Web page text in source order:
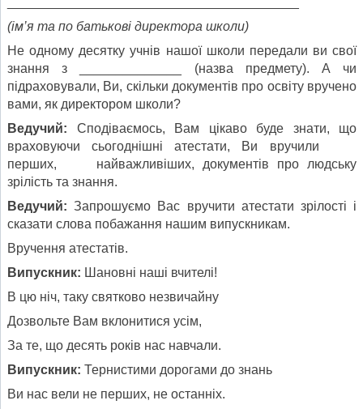
(ім’я та по батькові директора школи)
Не одному десятку учнів нашої школи передали ви свої
знання з ______________ (назва предмету). А чи
підраховували, Ви, скільки документів про освіту вручено
вами, як директором школи?
Ведучий: Сподіваємось, Вам цікаво буде знати, що
враховуючи сьогоднішні атестати, Ви вручили
перших, найважливіших, документів про людську
зрілість та знання.
Ведучий: Запрошуємо Вас вручити атестати зрілості і
сказати слова побажання нашим випускникам.
Вручення атестатів.
Випускник: Шановні наші вчителі!
В цю ніч, таку святково незвичайну
Дозвольте Вам вклонитися усім,
За те, що десять років нас навчали.
Випускник: Тернистими дорогами до знань
Ви нас вели не перших, не останніх.